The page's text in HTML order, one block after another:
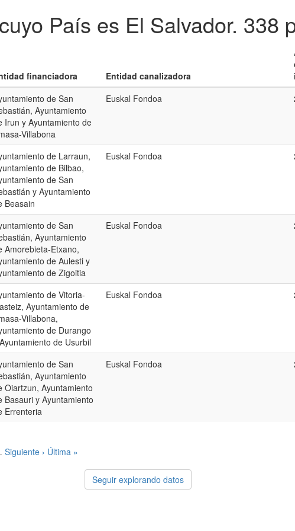
País es El Salvador. 338
financiadora Entidad canalizadora
de San
Ayuntamiento
Irun y Ayuntamiento de
Villabona
Euskal Fondoa
de Larraun,
de Bilbao,
de San
y Ayuntamiento
Beasain
Euskal Fondoa
de San
Ayuntamiento
Amorebieta-Etxano,
de Aulesti y
de Zigoitia
Euskal Fondoa
de Vitoria-
Ayuntamiento de
Villabona,
de Durango
de Usurbil
Euskal Fondoa
de San
Ayuntamiento
Oiartzun, Ayuntamiento
Basauri y Ayuntamiento
Errenteria
Euskal Fondoa
Siguiente › Última »
Seguir explorando datos